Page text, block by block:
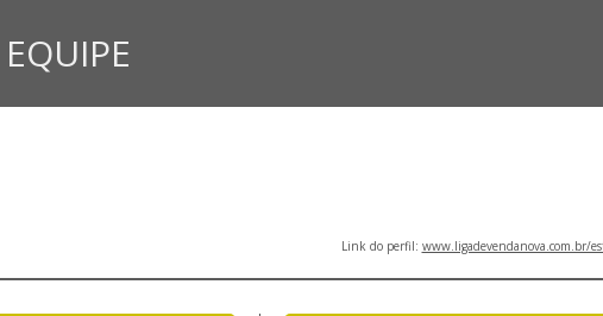
Link do perfil: www.ligadevendanova.com.br/